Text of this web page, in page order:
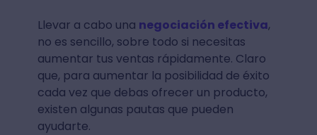
Llevar a cabo una negociación efectiva,
no es sencillo, sobre todo si necesitas
aumentar tus ventas rápidamente. Claro
que, para aumentar la posibilidad de éxito
cada vez que debas ofrecer un producto,
existen algunas pautas que pueden
ayudarte.